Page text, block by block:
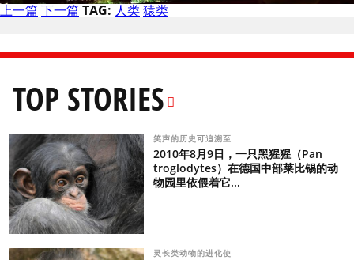
上一篇 下一篇 TAG: 人类猿类
TOP STORIES
笑声的历史可追溯至
2010年8月9日，一只黑猩猩（Pan
troglodytes）在德国中部莱比锡的动
物园里依偎着它...
灵长类动物的进化使